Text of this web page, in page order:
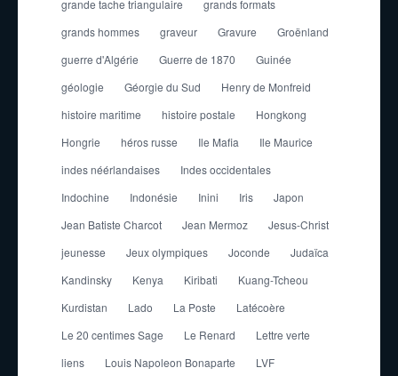
grande tache triangulaire
grands formats
grands hommes
graveur Gravure
Groënland
guerre d'Algérie
Guerre de 1870
Guinée
géologie
Géorgie du Sud
Henry de Monfreid
histoire maritime
histoire postale
Hongkong
Hongrie
héros russe Ile Mafia
Ile Maurice
indes néérlandaises
Indes occidentales
Indochine
Indonésie Inini Iris
Japon
Jean Batiste Charcot
Jean Mermoz
Jesus-Christ
jeunesse
Jeux olympiques Joconde
Judaïca
Kandinsky
Kenya Kiribati
Kuang-Tcheou
Kurdistan
Lado La Poste
Latécoère
Le 20 centimes Sage
Le Renard
Lettre verte
liens
Louis Napoleon Bonaparte LVF